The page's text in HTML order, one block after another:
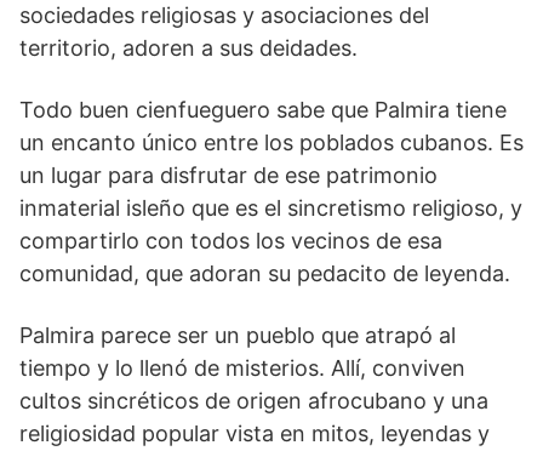
sociedades religiosas y asociaciones del
territorio, adoren a sus deidades.
Todo buen cienfueguero sabe que Palmira tiene
un encanto único entre los poblados cubanos. Es
un lugar para disfrutar de ese patrimonio
inmaterial isleño que es el sincretismo religioso, y
compartirlo con todos los vecinos de esa
comunidad, que adoran su pedacito de leyenda.
Palmira parece ser un pueblo que atrapó al
tiempo y lo llenó de misterios. Allí, conviven
cultos sincréticos de origen afrocubano y una
religiosidad popular vista en mitos, leyendas y